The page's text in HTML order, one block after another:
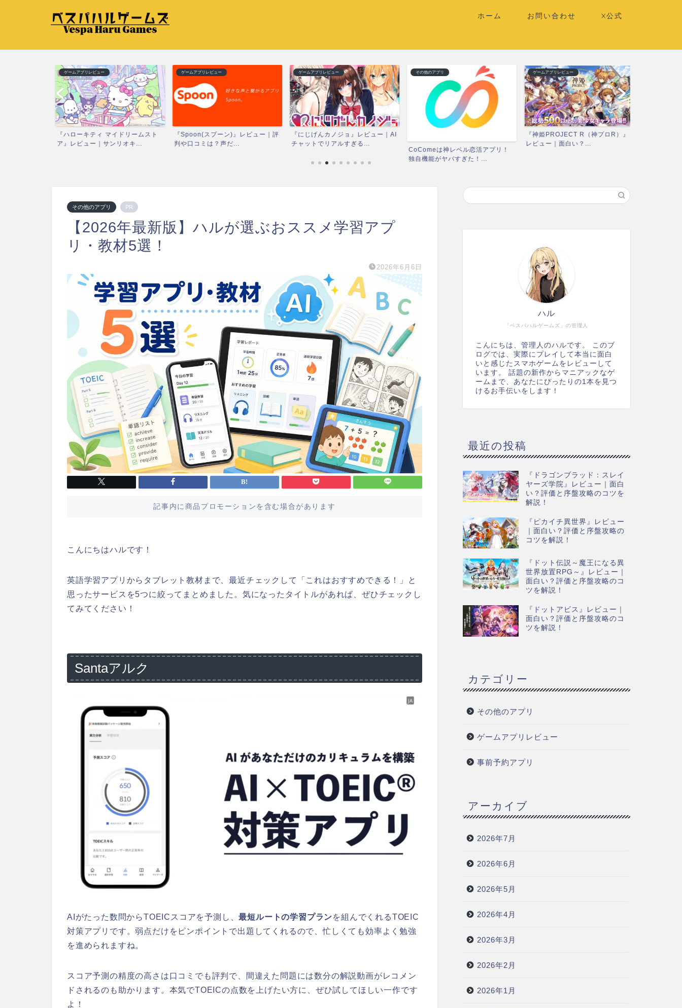
ホーム お問い合わせ X公式
ゲームアプリレビュー
『ハローキティ マイドリームスト
ア』レビュー｜サンリオキ...
ゲームアプリレビュー
『Spoon(スプーン)』レビュー｜評
判や口コミは？声だ...
ゲームアプリレビュー
『にじげんカノジョ』レビュー｜AI
チャットでリアルすぎる...
その他のアプリ
CoComeは神レベル恋活アプリ！
独自機能がヤバすぎた！...
ゲームアプリレビュー
『神姫PROJECT R（神プロR）』
レビュー｜面白い？...
その他のアプリ PR
【2026年最新版】ハルが選ぶおススメ学習アプ
リ・教材5選！
2026年6月6日
記事内に商品プロモーションを含む場合があります
こんにちはハルです！
英語学習アプリからタブレット教材まで、最近チェックして「これはおすすめできる！」と
思ったサービスを5つに絞ってまとめました。気になったタイトルがあれば、ぜひチェックし
てみてください！
Santaアルク
AIがたった数問からTOEICスコアを予測し、最短ルートの学習プランを組んでくれるTOEIC
対策アプリです。弱点だけをピンポイントで出題してくれるので、忙しくても効率よく勉強
を進められますね。
スコア予測の精度の高さは口コミでも評判で、間違えた問題には数分の解説動画がレコメン
ドされるのも助かります。本気でTOEICの点数を上げたい方に、ぜひ試してほしい一作です
よ！
「ベスパハルゲームズ」の管理人
ハル
こんにちは、管理人のハルです。 このブ
ログでは、実際にプレイして本当に面白
いと感じたスマホゲームをレビューして
います。 話題の新作からマニアックなゲ
ームまで、あなたにぴったりの1本を見つ
けるお手伝いをします！
最近の投稿
『ドラゴンブラッド：スレイ
ヤーズ学院』レビュー｜面白
い？評価と序盤攻略のコツを
解説！
『ピカイチ異世界』レビュー
｜面白い？評価と序盤攻略の
コツを解説！
『ドット伝説～魔王になる異
世界放置RPG～』レビュー｜
面白い？評価と序盤攻略のコ
ツを解説！
『ドットアビス』レビュー｜
面白い？評価と序盤攻略のコ
ツを解説！
カテゴリー
その他のアプリ
ゲームアプリレビュー
事前予約アプリ
アーカイブ
2026年7月
2026年6月
2026年5月
2026年4月
2026年3月
2026年2月
2026年1月